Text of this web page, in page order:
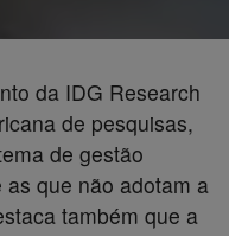
da IDG Research
de pesquisas,
de gestão
que não adotam a
também que a